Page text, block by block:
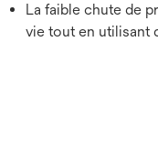
La faible chute de
vie tout en utilisant